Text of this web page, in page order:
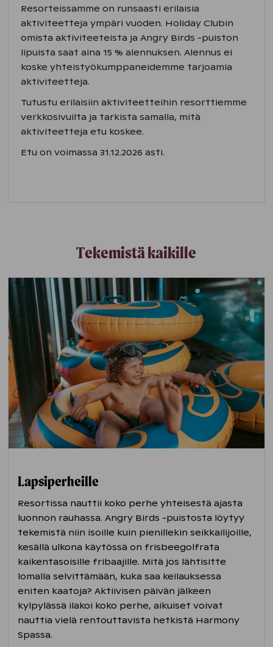
Resorteissamme on runsaasti erilaisia
aktiviteetteja ympäri vuoden. Holiday Clubin
omista aktiviteeteista ja Angry Birds -puiston
lipuista saat aina 15 % alennuksen. Alennus ei
koske yhteistyökumppaneidemme tarjoamia
aktiviteetteja.
Tutustu erilaisiin aktiviteetteihin resorttiemme
verkkosivuilta ja tarkista samalla, mitä
aktiviteetteja etu koskee.
Etu on voimassa 31.12.2026 asti.
Tekemistä kaikille
Lapsiperheille
Resortissa nauttii koko perhe yhteisestä ajasta
luonnon rauhassa. Angry Birds -puistosta löytyy
tekemistä niin isoille kuin pienillekin seikkailijoille,
kesällä ulkona käytössä on frisbeegolfrata
kaikentasoisille fribaajille. Mitä jos lähtisitte
lomalla selvittämään, kuka saa keilauksessa
eniten kaatoja? Aktiivisen päivän jälkeen
kylpylässä ilakoi koko perhe, aikuiset voivat
nauttia vielä rentouttavista hetkistä Harmony
Spassa.